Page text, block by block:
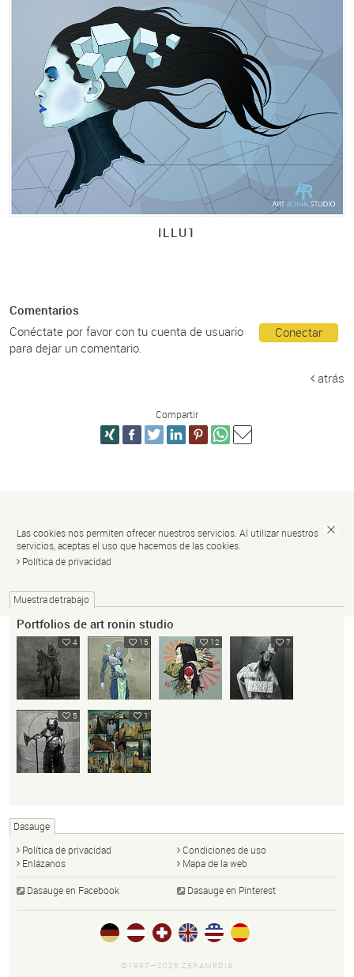
ILLU1
Comentarios
Conectar
Conéctate por favor con tu cuenta de usuario
para dejar un comentario.
atrás
Compartir
Las cookies nos permiten ofrecer nuestros servicios. Al utilizar nuestros
servicios, aceptas el uso que hacemos de las cookies.
Política de privacidad
Muestra de trabajo
Portfolios de art ronin studio
4 15 12 7
5 1
Dasauge
Política de privacidad
Condiciones de uso
Enlázanos
Mapa de la web
Dasauge en Facebook Dasauge en Pinterest
©1997—2026 ZERAMEDIA